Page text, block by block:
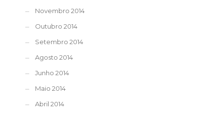
Novembro 2014
Outubro 2014
Setembro 2014
Agosto 2014
Junho 2014
Maio 2014
Abril 2014